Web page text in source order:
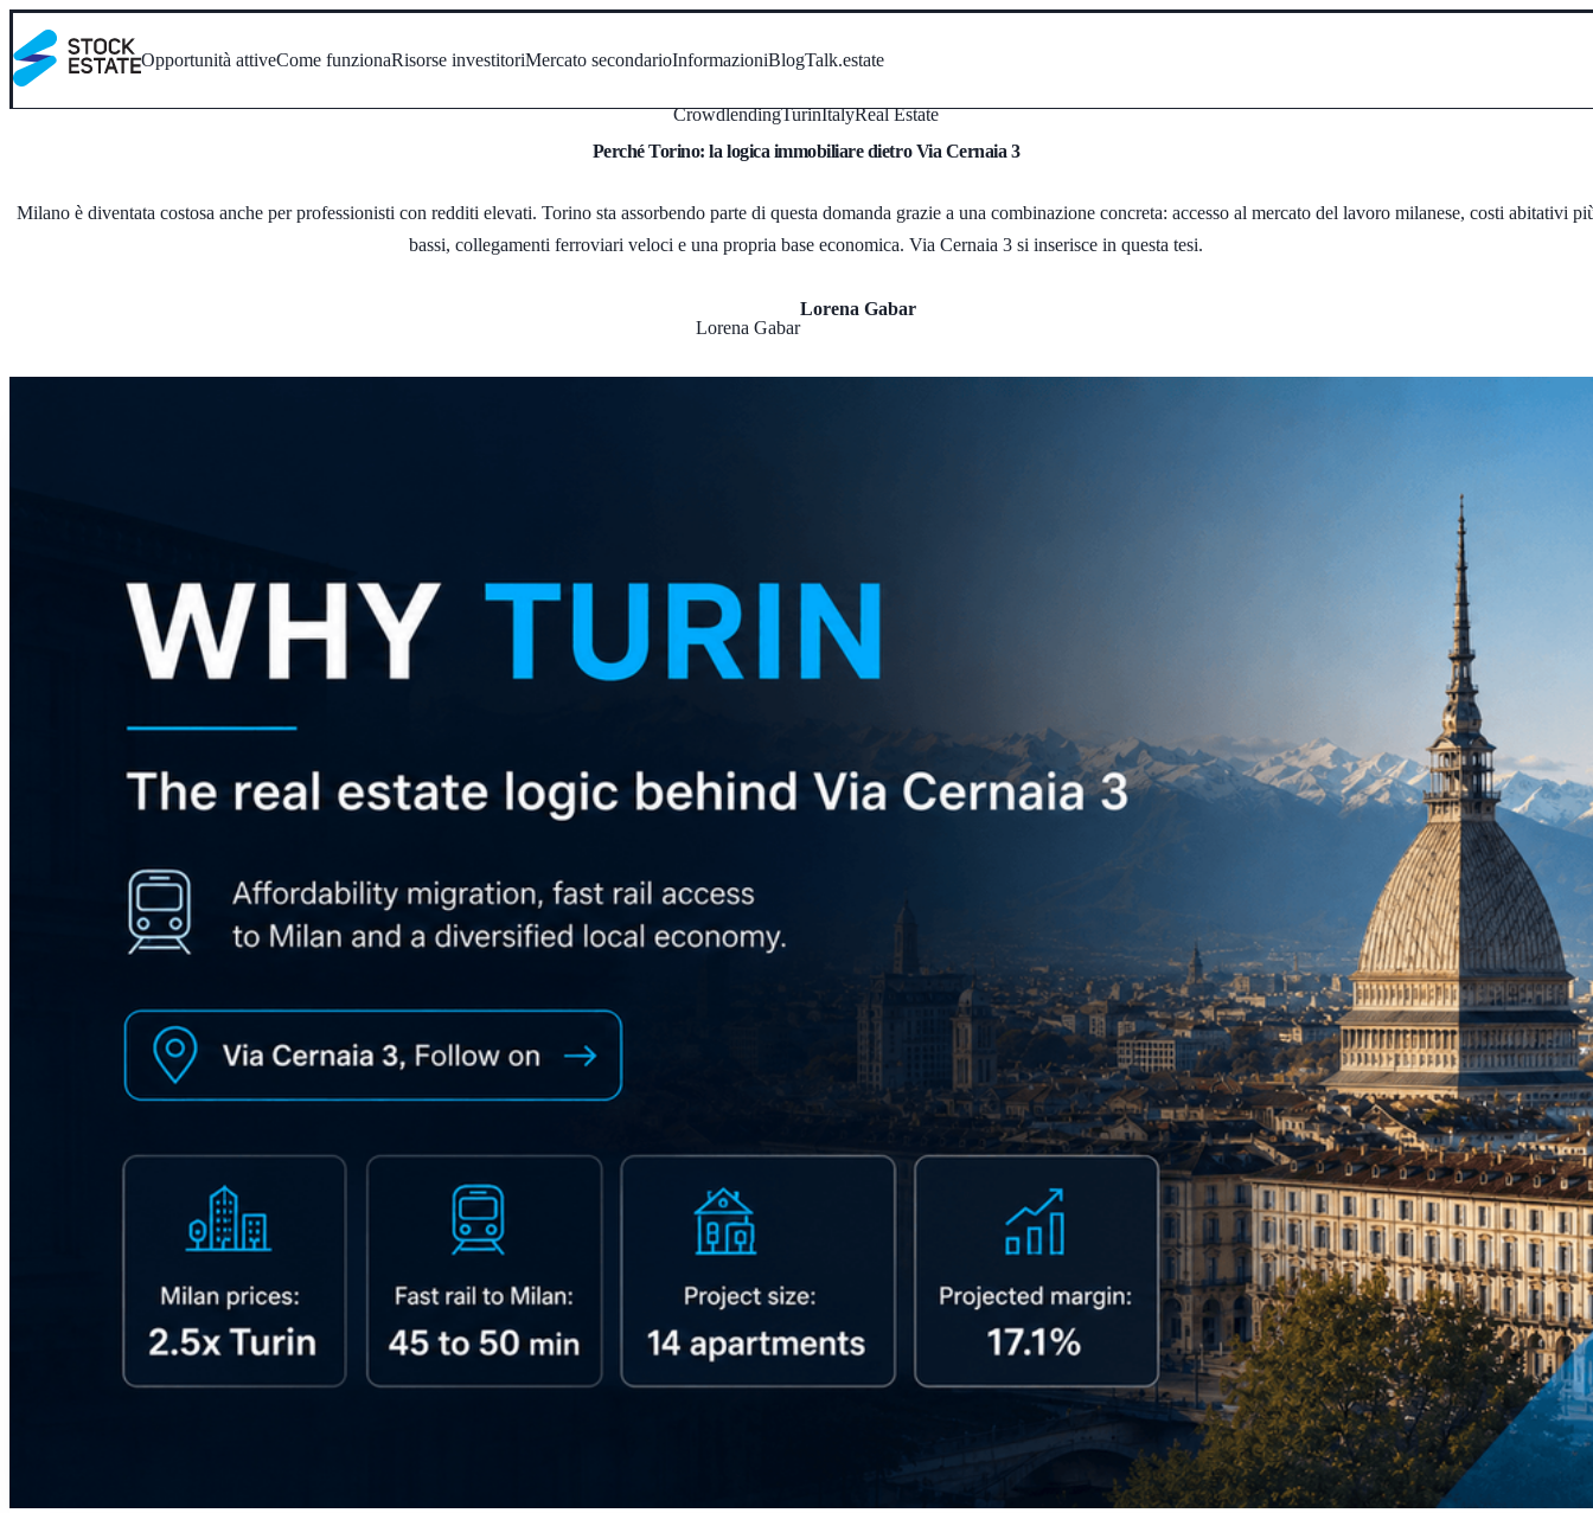
Opportunità attiveCome funzionaRisorse investitoriMercato secondarioInformazioniBlogTalk.estate
CrowdlendingTurinItalyReal Estate
Perché Torino: la logica immobiliare dietro Via Cernaia 3
Milano è diventata costosa anche per professionisti con redditi elevati. Torino sta assorbendo parte di questa domanda grazie a una combinazione concreta: accesso al mercato del lavoro milanese, costi abitativi
bassi, collegamenti ferroviari veloci e una propria base economica. Via Cernaia 3 si inserisce in questa tesi.
Lorena Gabar
Lorena Gabar